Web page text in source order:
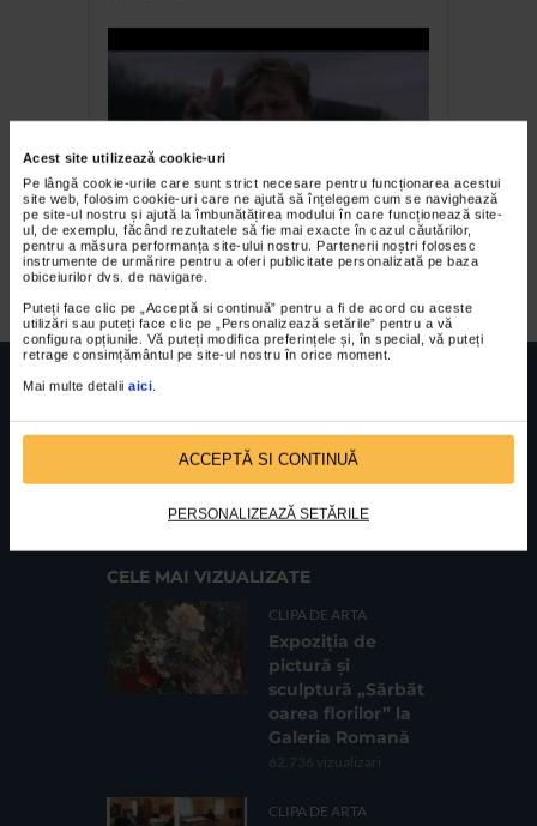
Acest site utilizează cookie-uri
Pe lângă cookie-urile care sunt strict necesare pentru funcționarea acestui
site web, folosim cookie-uri care ne ajută să înțelegem cum se navighează
pe site-ul nostru și ajută la îmbunătățirea modului în care funcționează site-
ul, de exemplu, făcând rezultatele să fie mai exacte în cazul căutărilor,
pentru a măsura performanța site-ului nostru. Partenerii noștri folosesc
instrumente de urmărire pentru a oferi publicitate personalizată pe baza
obiceiurilor dvs. de navigare.
Puteți face clic pe „Acceptă si continuă” pentru a fi de acord cu aceste
utilizări sau puteți face clic pe „Personalizează setările” pentru a vă
configura opțiunile. Vă puteți modifica preferințele și, în special, vă puteți
retrage consimțământul pe site-ul nostru în orice moment.
Mai multe detalii aici
ACCEPTĂ SI CONTINUĂ
PERSONALIZEAZĂ SETĂRILE
AIFF. Se retrage Robert
Redford? Never say never…
FUNDATIA FILDAS ARTNr inreg registrul special: 4 PJ/ 29.01.2013
Cod fiscal: 9164384Sediu social: Str. Delfinului, Nr. 6, parter Bl. 42,
CELE MAI VIZUALIZATE
CLIPA DE ARTA
Expoziția de
pictură și
sculptură „Sărbăt
oarea florilor” la
Galeria Romană
62.736 vizualizari
CLIPA DE ARTA